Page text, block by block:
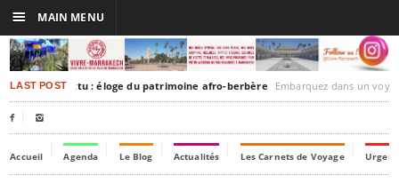
LAST POST
Timbuktu : éloge du patrimoine afro-berbère Embarquez dans un voyage culturel dans le
 
Accueil Agenda Le Blog Actualités Les Carnets de Voyage
☰ MAIN MENU